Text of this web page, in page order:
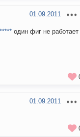
01.09.2011
один фиг не работает
01.09.2011